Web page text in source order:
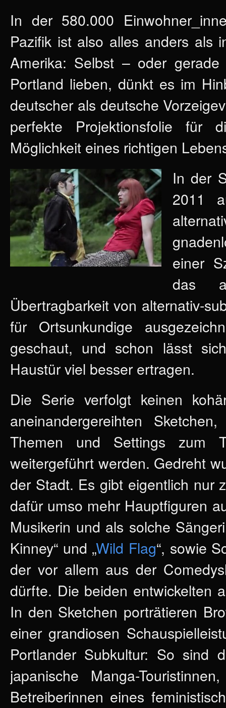
In der 580.000
Pazifik ist also alles anders als
Amerika: Selbst – oder
Portland lieben, dünkt es im
deutscher als deutsche
perfekte Projektionsfolie für
Möglichkeit eines richtigen
In der
2011
einer
das
Übertragbarkeit von alternativ-
für Ortsunkundige
geschaut, und schon lässt
Haustür viel besser ertragen.
Die Serie verfolgt keinen
aneinandergereihten
Themen und Settings zum
weitergeführt werden. Gedreht
der Stadt. Es gibt eigentlich nur
dafür umso mehr Hauptfiguren
Musikerin und als solche
Kinney“ und „Wild Flag“, sowie
der vor allem aus der
dürfte. Die beiden entwickelten
In den Sketchen porträtieren
einer grandiosen
Portlander Subkultur: So sind
japanische Manga-
Betreiberinnen eines